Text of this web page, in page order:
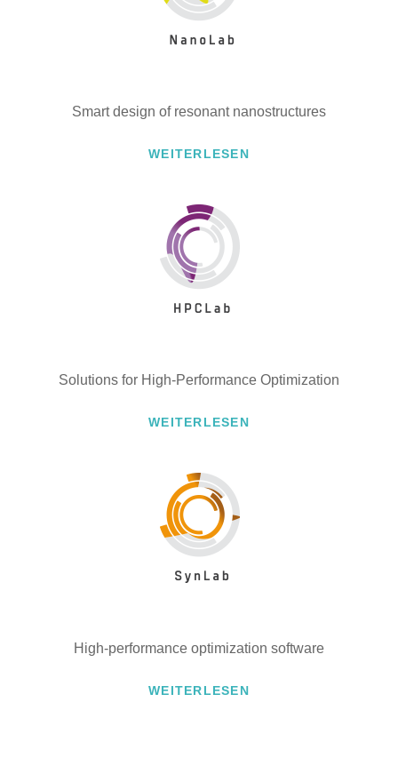
Smart design of resonant nanostructures
WEITERLESEN
Solutions for High-Performance Optimization
WEITERLESEN
High-performance optimization software
WEITERLESEN